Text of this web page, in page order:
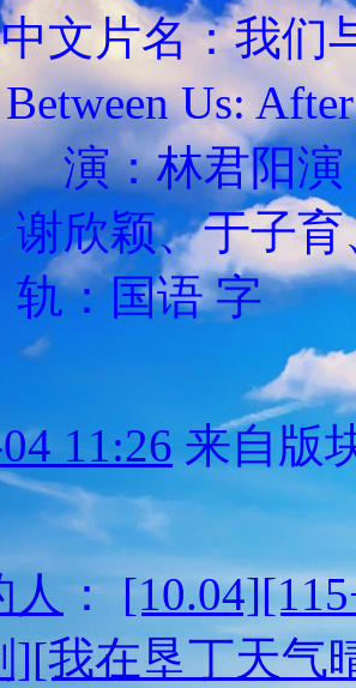
文片名：我们
Between Us:
：林君阳演
谢欣颖、于子
国语 字 幕
11:26 来自版
人 ：
][我在垦丁天气